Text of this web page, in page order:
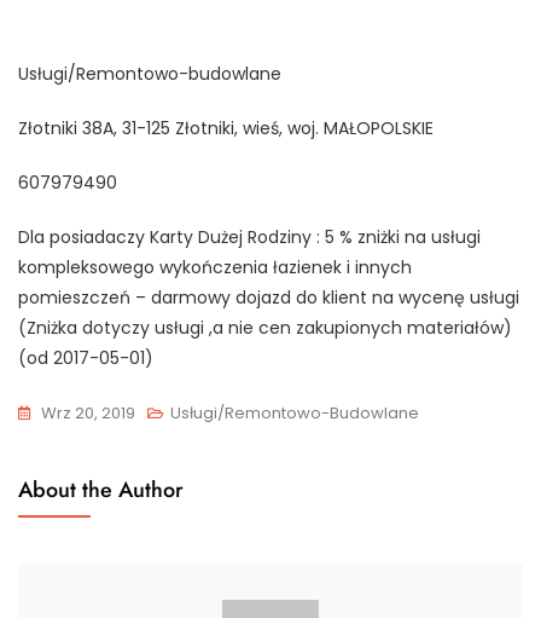
Usługi/Remontowo-budowlane
Złotniki 38A, 31-125 Złotniki, wieś, woj. MAŁOPOLSKIE
607979490
Dla posiadaczy Karty Dużej Rodziny : 5 % zniżki na usługi
kompleksowego wykończenia łazienek i innych
pomieszczeń – darmowy dojazd do klient na wycenę usługi
(Zniżka dotyczy usługi ,a nie cen zakupionych materiałów)
(od 2017-05-01)
Wrz 20, 2019 Usługi/Remontowo-Budowlane
About the Author